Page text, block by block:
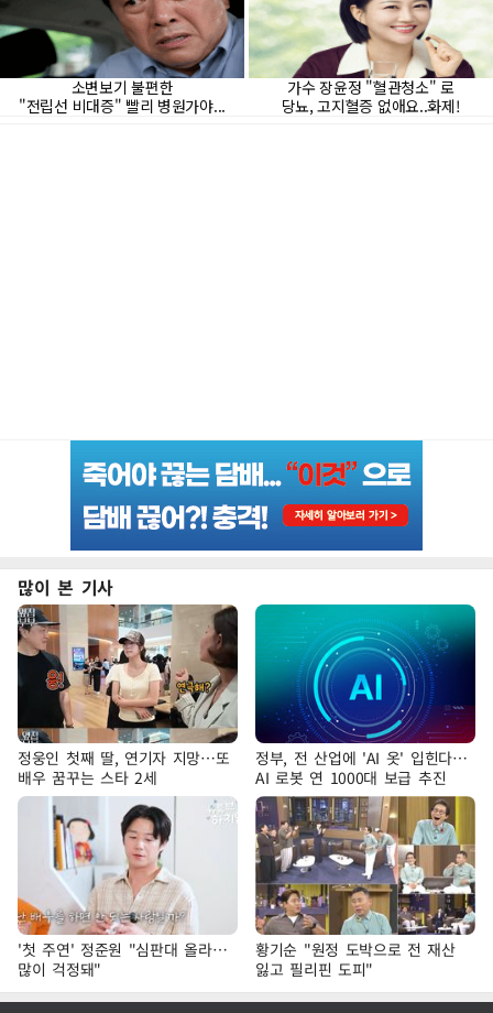
많이 본 기사
정웅인 첫째 딸, 연기자 지망…또
배우 꿈꾸는 스타 2세
정부, 전 산업에 'AI 옷' 입힌다…
AI 로봇 연 1000대 보급 추진
'첫 주연' 정준원 "심판대 올라…
많이 걱정돼"
황기순 "원정 도박으로 전 재산
잃고 필리핀 도피"